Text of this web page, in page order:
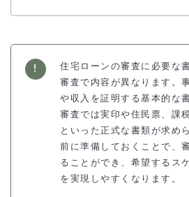
住宅ローンの審査に必要な
審査で内容が異なります。
や収入を証明する基本的な
審査では実印や住民票、課
といった正式な書類が求め
前に準備しておくことで、
ることができ、希望するス
を実現しやすくなります。